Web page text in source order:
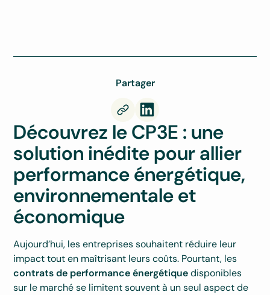
Partager
Découvrez le CP3E : une
solution inédite pour allier
performance énergétique,
environnementale et
économique
Aujourd’hui, les entreprises souhaitent réduire leur
impact tout en maîtrisant leurs coûts. Pourtant, les
contrats de performance énergétiquedisponibles
sur le marché se limitent souvent à un seul aspect de